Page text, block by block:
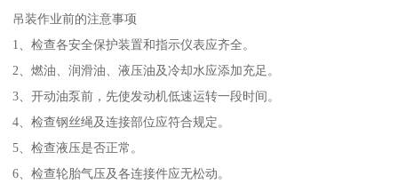
吊装作业前的注意事项
1、检查各安全保护装置和指示仪表应齐全。
2、燃油、润滑油、液压油及冷却水应添加充足。
3、开动油泵前，先使发动机低速运转一段时间。
4、检查钢丝绳及连接部位应符合规定。
5、检查液压是否正常。
6、检查轮胎气压及各连接件应无松动。